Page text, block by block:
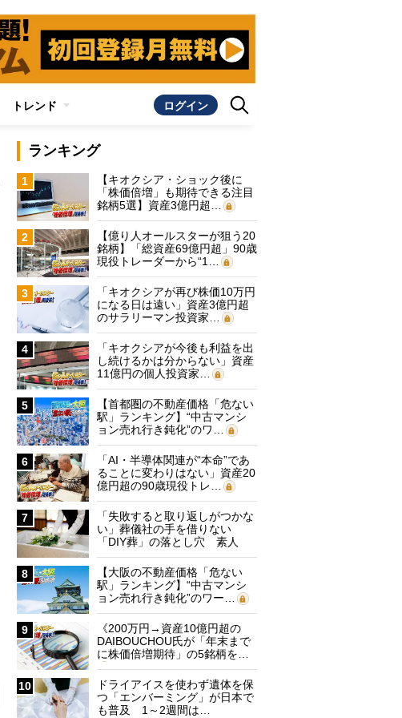
トレンド ログイン
ランキング
1
【キオクシア・ショック後に
「株価倍増」も期待できる注目
銘柄5選】資産3億円超…
2
【億り人オールスターが狙う20
銘柄】「総資産69億円超」90歳
現役トレーダーから“1…
3
「キオクシアが再び株価10万円
になる日は遠い」資産3億円超
のサラリーマン投資家…
4
「キオクシアが今後も利益を出
し続けるかは分からない」資産
11億円の個人投資家…
5
【首都圏の不動産価格「危ない
駅」ランキング】“中古マンシ
ョン売れ行き鈍化”のワ…
6
「AI・半導体関連が“本命”であ
ることに変わりはない」資産20
億円超の90歳現役トレ…
7
「失敗すると取り返しがつかな
い」葬儀社の手を借りない
「DIY葬」の落とし穴 素人
に…
8
【大阪の不動産価格「危ない
駅」ランキング】“中古マンシ
ョン売れ行き鈍化”のワー…
9
《200万円→資産10億円超の
DAIBOUCHOU氏が「年末まで
に株価倍増期待」の5銘柄を…
10
ドライアイスを使わず遺体を保
つ「エンバーミング」が日本で
も普及 1～2週間は…